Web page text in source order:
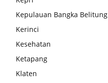
Kepulauan Bangka Belitung
Kerinci
Kesehatan
Ketapang
Klaten